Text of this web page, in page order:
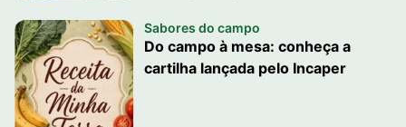
Sabores do campo
Do campo à mesa: conheça a
cartilha lançada pelo Incaper